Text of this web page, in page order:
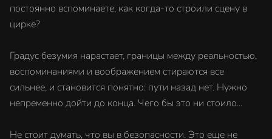
постоянно вспоминаете, как когда-то строили сцену в
цирке?
Градус безумия нарастает, границы между реальностью,
воспоминаниями и воображением стираются все
сильнее, и становится понятно: пути назад нет. Нужно
непременно дойти до конца. Чего бы это ни стоило...
Не стоит думать, что вы в безопасности. Это еще не